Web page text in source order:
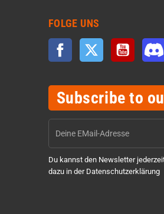
FOLGE UNS
Facebook Twitter YouTube
Subscribe to
Du kannst den Newsletter
dazu in der Datenschutzerklärung